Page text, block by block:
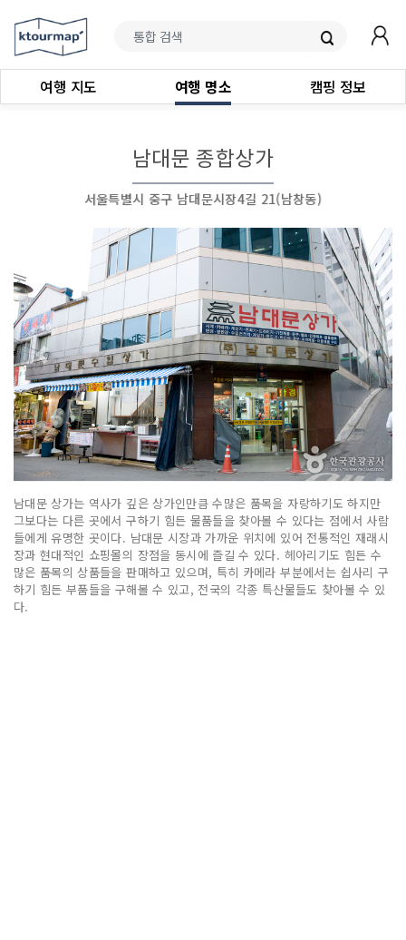
여행 지도 여행 명소 캠핑 정보
남대문 종합상가
서울특별시 중구 남대문시장4길 21(남창동)
남대문 상가는 역사가 깊은 상가인만큼 수많은 품목을 자랑하기도 하지만
그보다는 다른 곳에서 구하기 힘든 물품들을 찾아볼 수 있다는 점에서 사람
들에게 유명한 곳이다. 남대문 시장과 가까운 위치에 있어 전통적인 재래시
장과 현대적인 쇼핑몰의 장점을 동시에 즐길 수 있다. 헤아리기도 힘든 수
많은 품목의 상품들을 판매하고 있으며, 특히 카메라 부분에서는 쉽사리 구
하기 힘든 부품들을 구해볼 수 있고, 전국의 각종 특산물들도 찾아볼 수 있
다.